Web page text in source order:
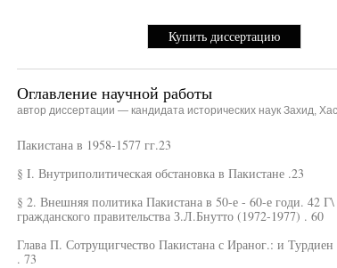
Купить диссертацию
Оглавление научной работы
автор диссертации — кандидата исторических наук Захид,
Пакистана в 1958-1577 гг.23
§ I. Внутриполитическая обстановка в Пакистане .23
§ 2. Внешняя политика Пакистана в 50-е - 60-е годи. 42
гражданского правительства З.Л.Бнутто (1972-1977) . 60
Глава П. Сотрущигчество Пакистана с Ираног.: и
. 73